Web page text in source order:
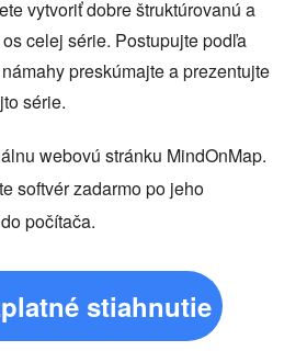
vytvoriť dobre štruktúrovanú a
celej série. Postupujte podľa
preskúmajte a prezentujte
série.
webovú stránku MindOnMap.
softvér zadarmo po jeho
počítača.
stiahnutie